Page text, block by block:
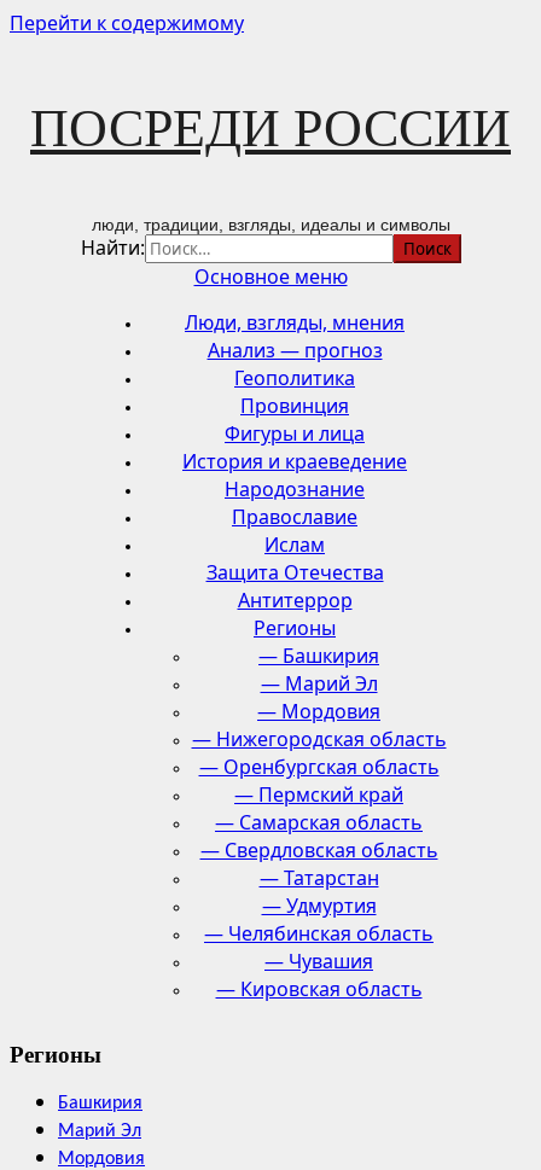
Перейти к содержимому
ПОСРЕДИ РОССИИ
люди, традиции, взгляды, идеалы и символы
Найти:
Основное меню
Люди, взгляды, мнения
Анализ — прогноз
Геополитика
Провинция
Фигуры и лица
История и краеведение
Народознание
Православие
Ислам
Защита Отечества
Антитеррор
Регионы
— Башкирия
— Марий Эл
— Мордовия
— Нижегородская область
— Оренбургская область
— Пермский край
— Самарская область
— Свердловская область
— Татарстан
— Удмуртия
— Челябинская область
— Чувашия
— Кировская область
Регионы
Башкирия
Марий Эл
Мордовия